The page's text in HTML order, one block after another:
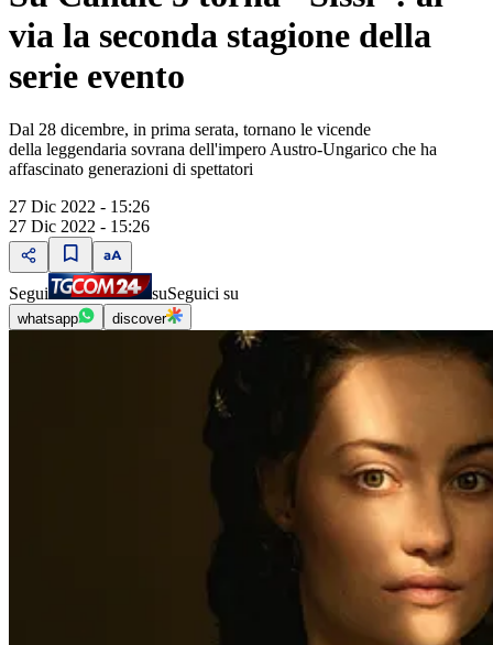
via la seconda stagione della
serie evento
Dal 28 dicembre, in prima serata, tornano le vicende
della leggendaria sovrana dell'impero Austro-Ungarico che ha
affascinato generazioni di spettatori
27 Dic 2022 - 15:26
27 Dic 2022 - 15:26
Segui suSeguici su
whatsapp discover